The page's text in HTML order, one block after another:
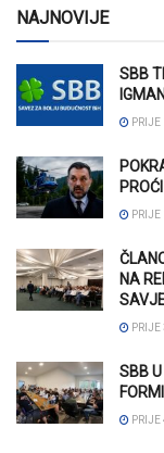
NAJNOVIJE
SBB
PROĆI
NA
PRIJE
SBB
PRIJE